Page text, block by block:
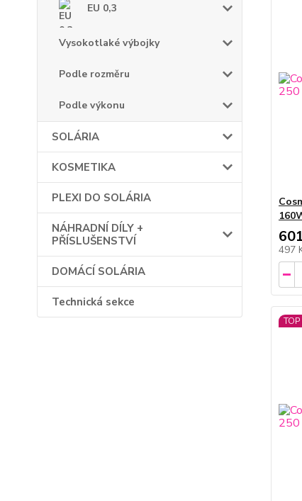
EU 0,3
Vysokotlaké výbojky
Podle rozměru
Podle výkonu
SOLÁRIA
KOSMETIKA
PLEXI DO SOLÁRIA
NÁHRADNÍ DÍLY +
PŘÍSLUŠENSTVÍ
DOMÁCÍ SOLÁRIA
Technická sekce
497